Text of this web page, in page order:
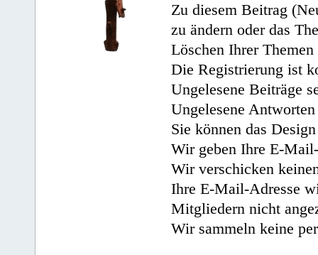
Zu diesem Beitrag
zu ändern oder das
Löschen Ihrer
Die Registrierung ist
Ungelesene Beiträge
Ungelesene
Sie können das
Wir geben Ihre E-
Wir verschicken
Ihre E-Mail-Adresse
Mitgliedern nicht
Wir sammeln keine